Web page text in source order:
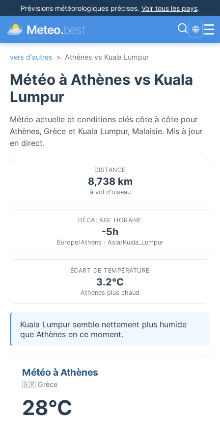
Prévisions météorologiques précises. Voir tous les pays.
Meteo.best 🌐 ☰
vers d'autres > Athènes vs Kuala Lumpur
Météo à Athènes vs Kuala
Lumpur
Météo actuelle et conditions clés côte à côte pour
Athènes, Grèce et Kuala Lumpur, Malaisie. Mis à jour
en direct.
DISTANCE
8,738 km
à vol d'oiseau
DÉCALAGE HORAIRE
-5h
Europe/Athens · Asia/Kuala_Lumpur
ÉCART DE TEMPÉRATURE
3.2°C
Athènes plus chaud
Kuala Lumpur semble nettement plus humide
que Athènes en ce moment.
Météo à Athènes
🇬🇷 Grèce
28°C